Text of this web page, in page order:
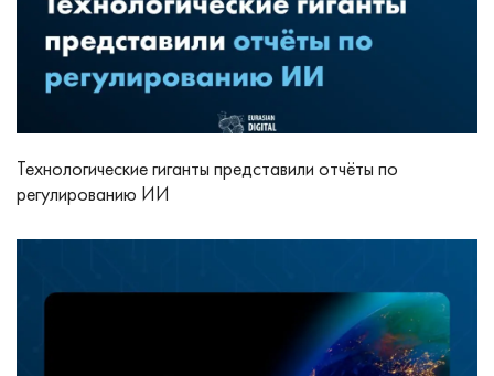
Технологические гиганты представили отчёты по
регулированию ИИ